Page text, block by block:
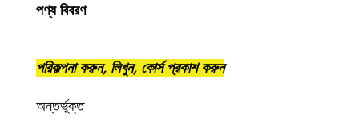
পণ্য বিবরণ
পরিকল্পনা করুন, লিখুন, কোর্স প্রকাশ করুন
অন্তর্ভুক্ত